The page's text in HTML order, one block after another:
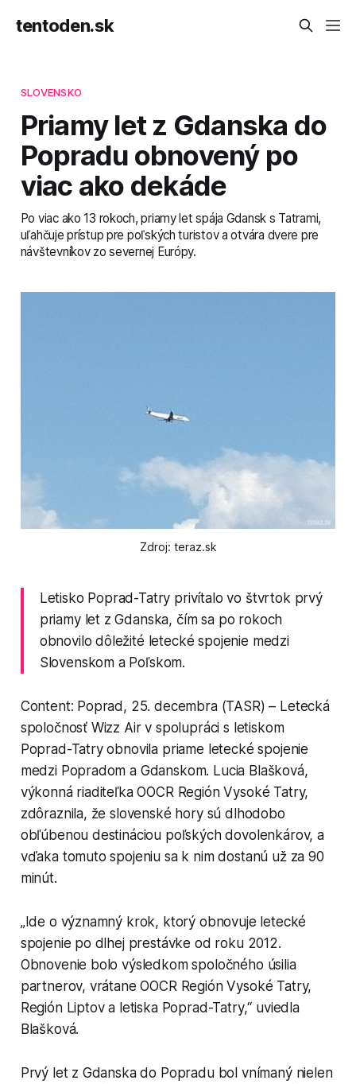
tentoden.sk
SLOVENSKO
Priamy let z Gdanska do
Popradu obnovený po
viac ako dekáde
Po viac ako 13 rokoch, priamy let spája Gdansk s Tatrami,
uľahčuje prístup pre poľských turistov a otvára dvere pre
návštevníkov zo severnej Európy.
Zdroj: teraz.sk
Letisko Poprad-Tatry privítalo vo štvrtok prvý
priamy let z Gdanska, čím sa po rokoch
obnovilo dôležité letecké spojenie medzi
Slovenskom a Poľskom.
Content: Poprad, 25. decembra (TASR) – Letecká
spoločnosť Wizz Air v spolupráci s letiskom
Poprad-Tatry obnovila priame letecké spojenie
medzi Popradom a Gdanskom. Lucia Blašková,
výkonná riaditeľka OOCR Región Vysoké Tatry,
zdôraznila, že slovenské hory sú dlhodobo
obľúbenou destináciou poľských dovolenkárov, a
vďaka tomuto spojeniu sa k nim dostanú už za 90
minút.
„Ide o významný krok, ktorý obnovuje letecké
spojenie po dlhej prestávke od roku 2012.
Obnovenie bolo výsledkom spoločného úsilia
partnerov, vrátane OOCR Región Vysoké Tatry,
Región Liptov a letiska Poprad-Tatry,“ uviedla
Blašková.
Prvý let z Gdanska do Popradu bol vnímaný nielen